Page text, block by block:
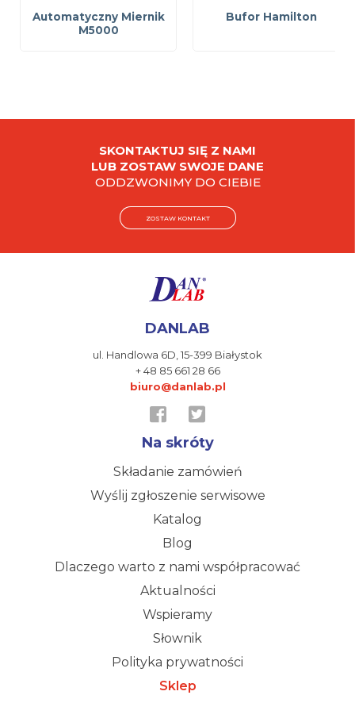
Automatyczny Miernik
M5000
Bufor Hamilton
SKONTAKTUJ SIĘ Z NAMI
LUB ZOSTAW SWOJE DANE
ODDZWONIMY DO CIEBIE
ZOSTAW KONTAKT
DANLAB
ul. Handlowa 6D,15-399 Białystok
+ 48 85 661 28 66
biuro@danlab.pl
Na skróty
Składanie zamówień
Wyślij zgłoszenie serwisowe
Katalog
Blog
Dlaczego warto z nami współpracować
Aktualności
Wspieramy
Słownik
Polityka prywatności
Sklep